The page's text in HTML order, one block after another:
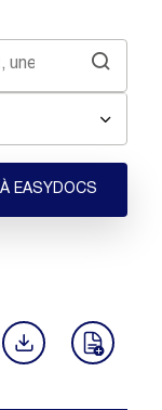
EASYDOCS